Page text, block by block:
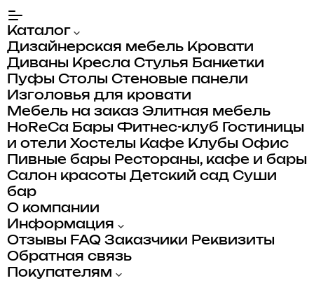
Каталог
Дизайнерская мебель Кровати
Диваны Кресла Стулья Банкетки
Пуфы Столы Стеновые панели
Изголовья для кровати
Мебель на заказ Элитная мебель
HoReCa Бары Фитнес-клуб
Гостиницы
и отели Хостелы Кафе Клубы Офис
Пивные бары Рестораны, кафе и бары
Салон красоты Детский сад Суши
бар
О компании
Информация
Отзывы FAQ Заказчики Реквизиты
Обратная связь
Покупателям